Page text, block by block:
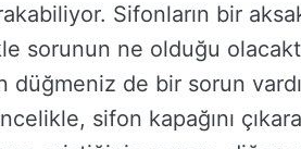
Sifonların bir
sorunun ne olduğu
de bir sorun
sifon kapağını